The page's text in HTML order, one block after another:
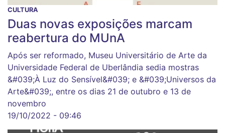
CULTURA
Duas novas exposições marcam
reabertura do MUnA
Após ser reformado, Museu Universitário de Arte da
Universidade Federal de Uberlândia sedia mostras
&#039;À Luz do Sensível&#039; e &#039;Universos da
Arte&#039;, entre os dias 21 de outubro e 13 de
novembro
19/10/2022 - 09:46